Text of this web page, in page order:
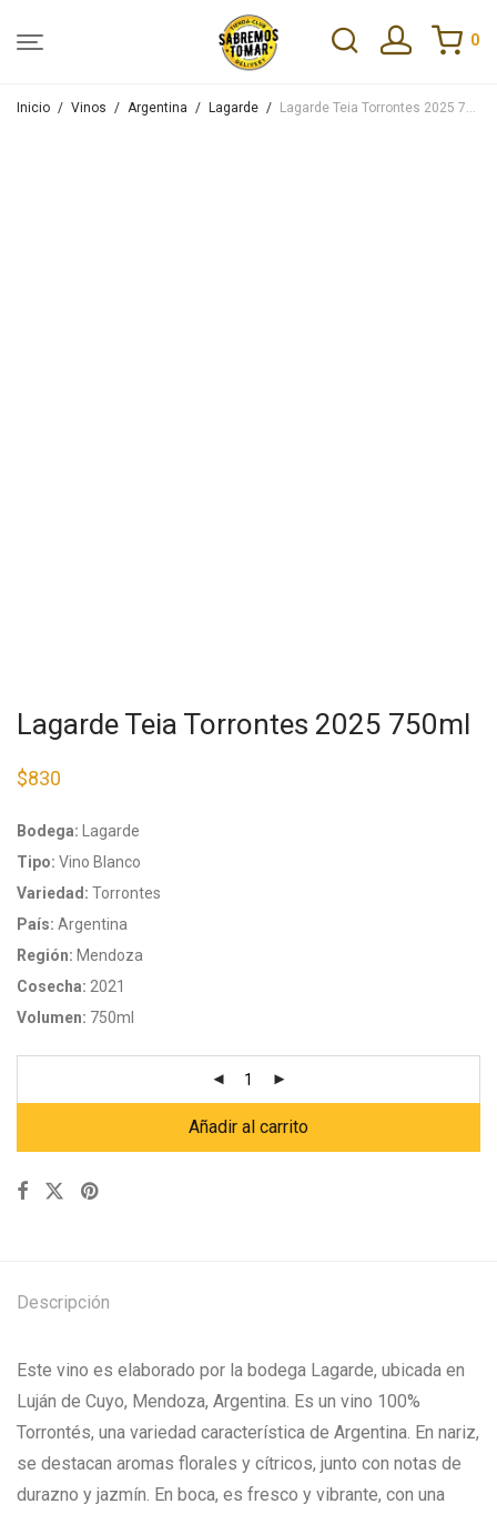
0
Inicio / Vinos / Argentina / Lagarde / Lagarde Teia Torrontes 2025 750ml
Lagarde Teia Torrontes 2025 750ml
$830
Bodega: Lagarde
Tipo: Vino Blanco
Variedad: Torrontes
País: Argentina
Región: Mendoza
Cosecha: 2021
Volumen: 750ml
Añadir al carrito
Descripción
Este vino es elaborado por la bodega Lagarde, ubicada en
Luján de Cuyo, Mendoza, Argentina. Es un vino 100%
Torrontés, una variedad característica de Argentina. En nariz,
se destacan aromas florales y cítricos, junto con notas de
durazno y jazmín. En boca, es fresco y vibrante, con una